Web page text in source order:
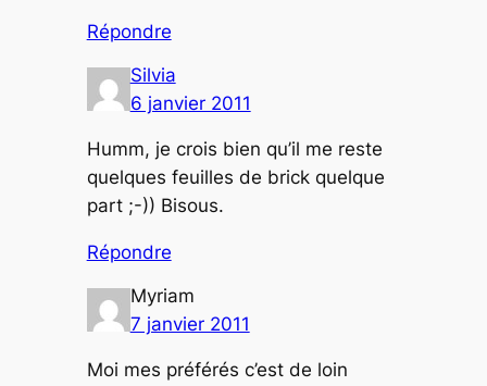
Répondre
Silvia
6 janvier 2011
Humm, je crois bien qu’il me reste
quelques feuilles de brick quelque
part ;-)) Bisous.
Répondre
Myriam
7 janvier 2011
Moi mes préférés c’est de loin